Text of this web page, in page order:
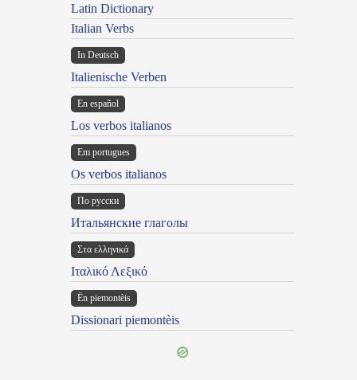
Latin Dictionary
Italian Verbs
In Deutsch
Italienische Verben
En español
Los verbos italianos
Em portugues
Os verbos italianos
По русски
Итальянские глаголы
Στα ελληνικά
Ιταλικό Λεξικό
Ën piemontèis
Dissionari piemontèis